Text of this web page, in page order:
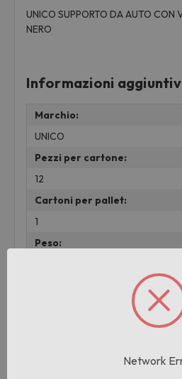
UNICO SUPPORTO DA AUTO CON
NERO
Informazioni
Marchio:
UNICO
Pezzi per cartone:
12
Cartoni per pallet:
1
Peso:
Prodotti
Network